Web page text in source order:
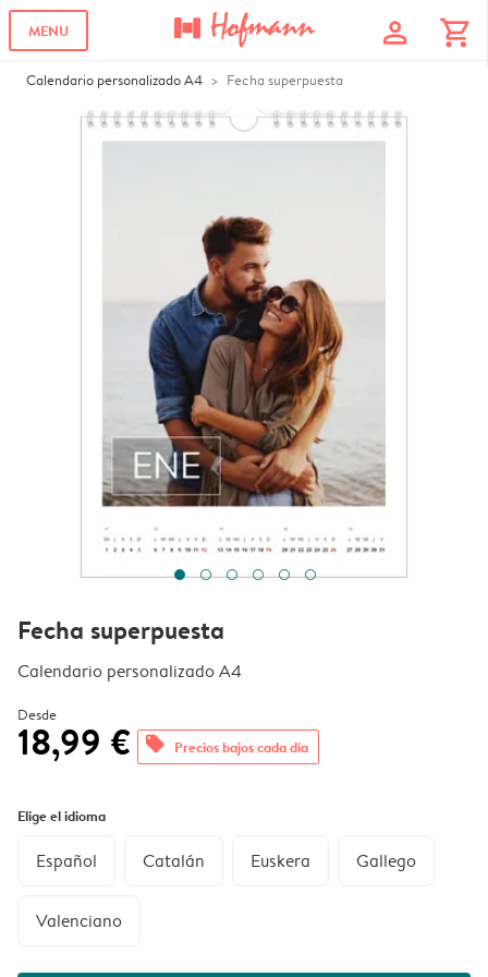
MENU profile shopping_cart
Calendario personalizado A4 Fecha superpuesta
Fecha superpuesta
Calendario personalizado A4
Desde
18,99 € offers Precios bajos cada día
Elige el idioma
Español Catalán Euskera Gallego
Valenciano